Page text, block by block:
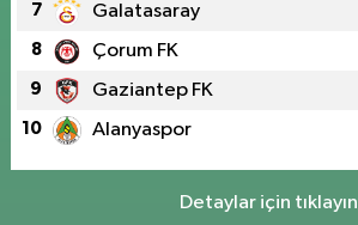
7 Galatasaray
8 Çorum FK
9 Gaziantep FK
10 Alanyaspor
Detaylar için tıklayın